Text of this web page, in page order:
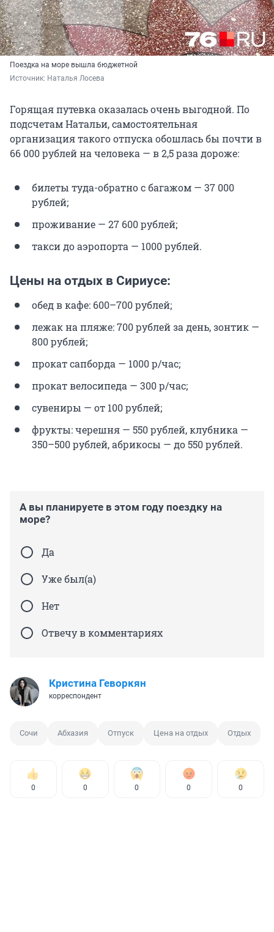
Поездка на море вышла бюджетной
Источник: Наталья Лосева
Горящая путевка оказалась очень выгодной. По
подсчетам Натальи, самостоятельная
организация такого отпуска обошлась бы почти в
66 000рублей на человека — в 2,5 раза дороже:
билеты туда-обратно с багажом — 37 000
рублей;
проживание — 27 600рублей;
такси до аэропорта — 1000 рублей.
Цены на отдых в Сириусе:
обед в кафе: 600–700 рублей;
лежак на пляже: 700 рублей за день, зонтик —
800 рублей;
прокат сапборда — 1000 р/час;
прокат велосипеда — 300 р/час;
сувениры — от 100 рублей;
фрукты: черешня — 550 рублей, клубника —
350–500 рублей, абрикосы — до 550 рублей.
А вы планируете в этом году поездку на
море?
Да
Уже был(а)
Нет
Отвечу в комментариях
Кристина Геворкян
корреспондент
Сочи Абхазия Отпуск Цена на отдых Отдых
0 0 0 0 0